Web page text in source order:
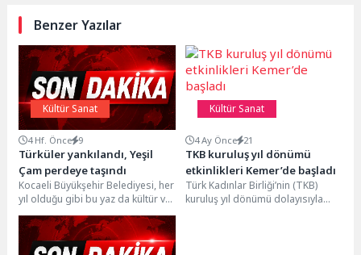
Benzer Yazılar
Kültür Sanat
4 Hf. Önce 9
Türküler yankılandı, Yeşil
Çam perdeye taşındı
Kocaeli Büyükşehir Belediyesi, her
yıl olduğu gibi bu yaz da kültür ve
sanat etkinlikleriyle kente...
Kültür Sanat
4 Ay Önce 21
TKB kuruluş yıl dönümü
etkinlikleri Kemer’de başladı
Türk Kadınlar Birliği’nin (TKB)
kuruluş yıl dönümü dolayısıyla